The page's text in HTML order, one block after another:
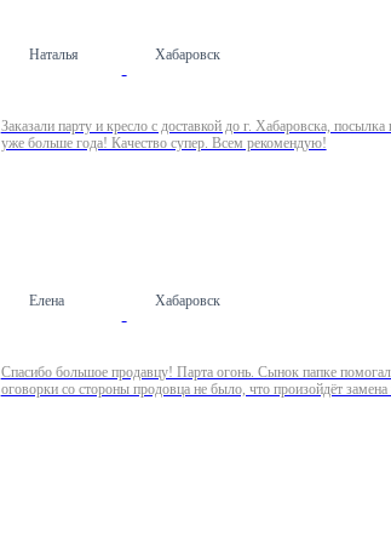
Наталья Хабаровск
Заказали парту и кресло с доставкой до г. Хабаровска,
уже больше года! Качество супер. Всем рекомендую!
Елена Хабаровск
Спасибо большое продавцу! Парта огонь. Сынок папке помогал
оговорки со стороны продовца не было, что произойдёт